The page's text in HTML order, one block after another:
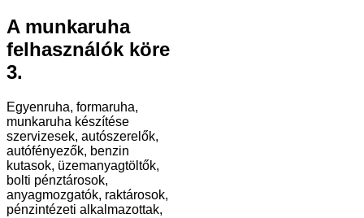
A munkaruha
felhasználók köre
3.
Egyenruha, formaruha,
munkaruha készítése
szervizesek, autószerelők,
autófényezők, benzin
kutasok, üzemanyagtöltők,
bolti pénztárosok,
anyagmozgatók, raktárosok,
pénzintézeti alkalmazottak,